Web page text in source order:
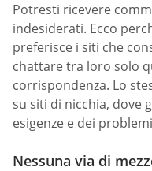
Potresti ricevere
indesiderati. Ecco
preferisce i siti che
chattare tra loro solo
corrispondenza. Lo
su siti di nicchia, dove
esigenze e dei
Nessuna via di